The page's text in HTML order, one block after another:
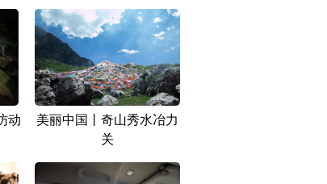
动
美丽中国丨奇山秀水冶力
关